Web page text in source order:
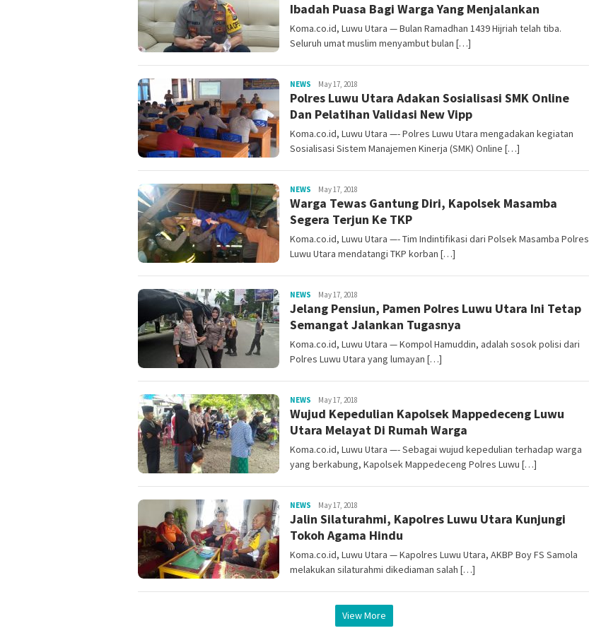
Ibadah Puasa Bagi Warga Yang Menjalankan
Koma.co.id, Luwu Utara — Bulan Ramadhan 1439 Hijriah telah tiba.
Seluruh umat muslim menyambut bulan […]
NEWS admin
May 17, 2018
Polres Luwu Utara Adakan Sosialisasi SMK Online
Dan Pelatihan Validasi New Vipp
Koma.co.id, Luwu Utara —- Polres Luwu Utara mengadakan kegiatan
Sosialisasi Sistem Manajemen Kinerja (SMK) Online […]
NEWS admin
May 17, 2018
Warga Tewas Gantung Diri, Kapolsek Masamba
Segera Terjun Ke TKP
Koma.co.id, Luwu Utara —- Tim Indintifikasi dari Polsek Masamba Polres
Luwu Utara mendatangi TKP korban […]
NEWS admin
May 17, 2018
Jelang Pensiun, Pamen Polres Luwu Utara Ini Tetap
Semangat Jalankan Tugasnya
Koma.co.id, Luwu Utara — Kompol Hamuddin, adalah sosok polisi dari
Polres Luwu Utara yang lumayan […]
NEWS admin
May 17, 2018
Wujud Kepedulian Kapolsek Mappedeceng Luwu
Utara Melayat Di Rumah Warga
Koma.co.id, Luwu Utara —- Sebagai wujud kepedulian terhadap warga
yang berkabung, Kapolsek Mappedeceng Polres Luwu […]
NEWS admin
May 17, 2018
Jalin Silaturahmi, Kapolres Luwu Utara Kunjungi
Tokoh Agama Hindu
Koma.co.id, Luwu Utara — Kapolres Luwu Utara, AKBP Boy FS Samola
melakukan silaturahmi dikediaman salah […]
View More